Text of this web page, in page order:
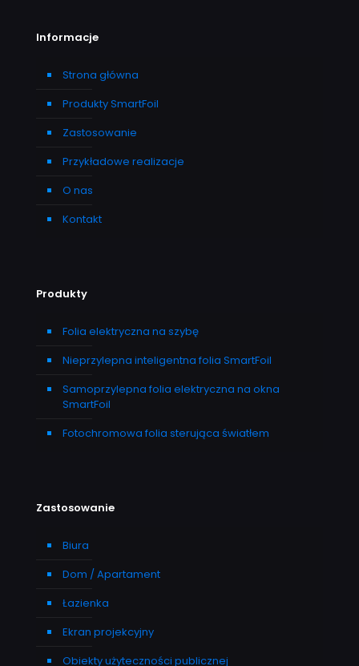
Informacje
Strona główna
Produkty SmartFoil
Zastosowanie
Przykładowe realizacje
O nas
Kontakt
Produkty
Folia elektryczna na szybę
Nieprzylepna inteligentna folia SmartFoil
Samoprzylepna folia elektryczna na okna
SmartFoil
Fotochromowa folia sterująca światłem
Zastosowanie
Biura
Dom / Apartament
Łazienka
Ekran projekcyjny
Obiekty użyteczności publicznej